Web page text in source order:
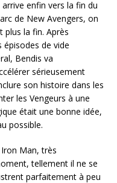
enfin vers la fin du
de New Avengers, on
plus la fin. Après
épisodes de vide
Bendis va
sérieusement
son histoire dans les
les Vengeurs à une
était une bonne idée,
possible.
Man, très
tellement il ne se
parfaitement à peu